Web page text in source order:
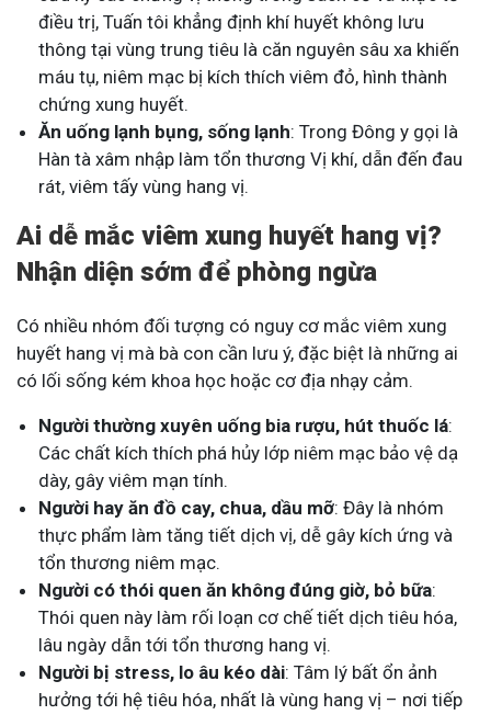
điều trị, Tuấn tôi khẳng định khí huyết không lưu
thông tại vùng trung tiêu là căn nguyên sâu xa khiến
máu tụ, niêm mạc bị kích thích viêm đỏ, hình thành
chứng xung huyết.
Ăn uống lạnh bụng, sống lạnh: Trong Đông y gọi là
Hàn tà xâm nhập làm tổn thương Vị khí, dẫn đến đau
rát, viêm tấy vùng hang vị.
Ai dễ mắc viêm xung huyết hang vị?
Nhận diện sớm để phòng ngừa
Có nhiều nhóm đối tượng có nguy cơ mắc viêm xung
huyết hang vị mà bà con cần lưu ý, đặc biệt là những ai
có lối sống kém khoa học hoặc cơ địa nhạy cảm.
Người thường xuyên uống bia rượu, hút thuốc lá:
Các chất kích thích phá hủy lớp niêm mạc bảo vệ dạ
dày, gây viêm mạn tính.
Người hay ăn đồ cay, chua, dầu mỡ: Đây là nhóm
thực phẩm làm tăng tiết dịch vị, dễ gây kích ứng và
tổn thương niêm mạc.
Người có thói quen ăn không đúng giờ, bỏ bữa:
Thói quen này làm rối loạn cơ chế tiết dịch tiêu hóa,
lâu ngày dẫn tới tổn thương hang vị.
Người bị stress, lo âu kéo dài: Tâm lý bất ổn ảnh
hưởng tới hệ tiêu hóa, nhất là vùng hang vị – nơi tiếp